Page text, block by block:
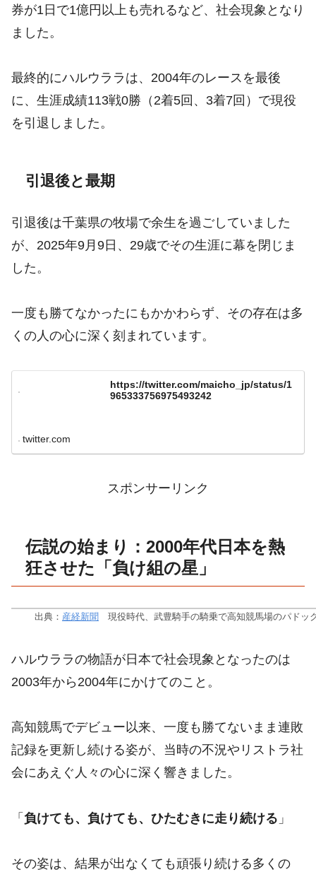
券が1日で1億円以上も売れるなど、社会現象となり
ました。
最終的にハルウララは、2004年のレースを最後
に、生涯成績113戦0勝（2着5回、3着7回）で現役
を引退しました。
引退後と最期
引退後は千葉県の牧場で余生を過ごしていました
が、2025年9月9日、29歳でその生涯に幕を閉じま
した。
一度も勝てなかったにもかかわらず、その存在は多
くの人の心に深く刻まれています。
https://twitter.com/maicho_jp/status/1
965333756975493242
twitter.com
スポンサーリンク
伝説の始まり：2000年代日本を熱
狂させた「負け組の星」
出典： 産経新聞 現役時代、武豊騎手の騎乗で高知競馬場のパドッ
ハルウララの物語が日本で社会現象となったのは
2003年から2004年にかけてのこと。
高知競馬でデビュー以来、一度も勝てないまま連敗
記録を更新し続ける姿が、当時の不況やリストラ社
会にあえぐ人々の心に深く響きました。
「 負けても、負けても、ひたむきに走り続ける 」
その姿は、結果が出なくても頑張り続ける多くの